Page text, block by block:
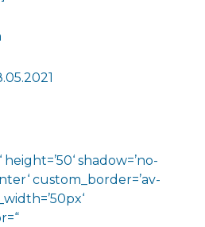
height=’50‘ shadow=’no-
custom_border=’av-